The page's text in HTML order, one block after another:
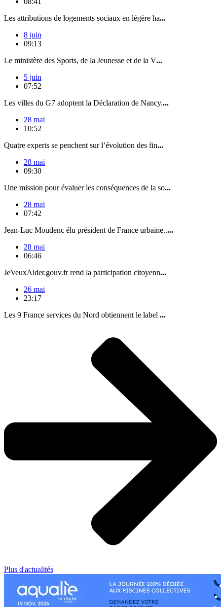
Les attributions de logements sociaux en légère ha...
8 juin
09:13
Le ministère des Sports, de la Jeunesse et de la V...
5 juin
07:52
Les villes du G7 adoptent la Déclaration de Nancy....
28 mai
10:52
Quatre experts se penchent sur l’évolution des fin...
28 mai
09:30
Une mission pour évaluer les conséquences de la so...
28 mai
07:42
Jean-Luc Moudenc élu président de France urbaine.....
28 mai
06:46
JeVeuxAider.gouv.fr rend la participation citoyenn...
26 mai
23:17
Les 9 France services du Nord obtiennent le label ...
Plus d'actualités